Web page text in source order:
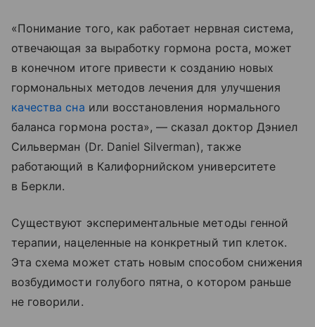
«Понимание того, как работает нервная система,
отвечающая за выработку гормона роста, может
в конечном итоге привести к созданию новых
гормональных методов лечения для улучшения
качества сна или восстановления нормального
баланса гормона роста», — сказал доктор Дэниел
Сильверман (Dr. Daniel Silverman), также
работающий в Калифорнийском университете
в Беркли.
Существуют экспериментальные методы генной
терапии, нацеленные на конкретный тип клеток.
Эта схема может стать новым способом снижения
возбудимости голубого пятна, о котором раньше
не говорили.